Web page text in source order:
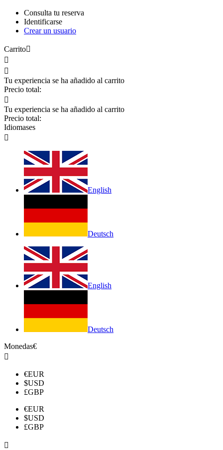
Consulta tu reserva
Identificarse
Crear un usuario
Carrito


Tu experiencia se ha añadido al carrito
Precio total:

Tu experiencia se ha añadido al carrito
Precio total:
Idiomases

English
Deutsch
English
Deutsch
Monedas€

€EUR
$USD
£GBP
€EUR
$USD
£GBP
